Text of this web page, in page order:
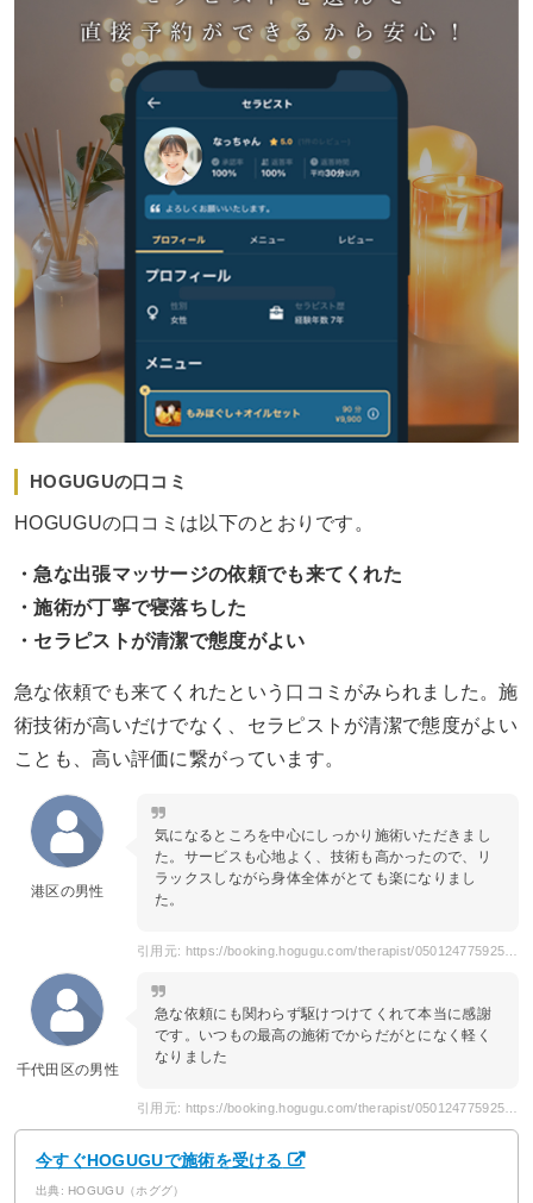
HOGUGUの口コミ
HOGUGUの口コミは以下のとおりです。
・急な出張マッサージの依頼でも来てくれた
・施術が丁寧で寝落ちした
・セラピストが清潔で態度がよい
急な依頼でも来てくれたという口コミがみられました。施
術技術が高いだけでなく、セラピストが清潔で態度がよい
ことも、高い評価に繋がっています。
港区の男性
気になるところを中心にしっかり施術いただきまし
た。サービスも心地よく、技術も高かったので、リ
ラックスしながら身体全体がとても楽になりまし
た。
千代田区の男性
急な依頼にも関わらず駆けつけてくれて本当に感謝
です。いつもの最高の施術でからだがとになく軽く
なりました
今すぐHOGUGUで施術を受ける
出典: HOGUGU（ホググ）